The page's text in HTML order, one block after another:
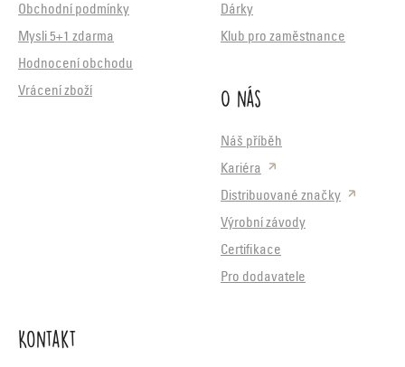
Obchodní podmínky
Mysli 5+1 zdarma
Hodnocení obchodu
Vrácení zboží
Dárky
Klub pro zaměstnance
O nás
Náš příběh
Kariéra
Distribuované značky
Výrobní závody
Certifikace
Pro dodavatele
Kontakt